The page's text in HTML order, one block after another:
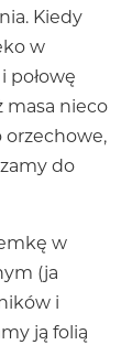
Kiedy
w
połowę
masa nieco
orzechowe,
do
w
(ja
i
ją folią